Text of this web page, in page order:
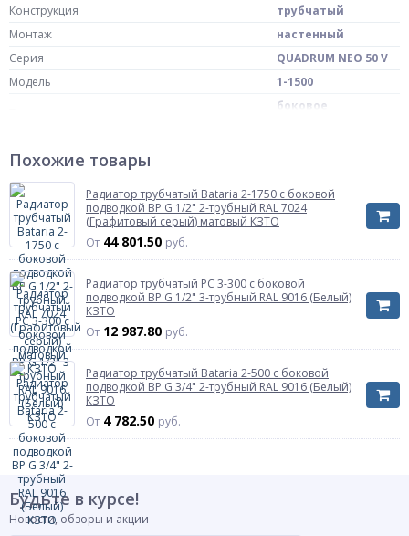
Конструкция
трубчатый
Монтаж
настенный
Серия
QUADRUM NEO 50 V
Модель
1-1500
боковое
Подключение к системе отопления
Терморегулятор
без
термостатического
клапана
Крепеж
поставки
Количество труб в одной секции
1
Цвет
Давление рабочее
15 бар
Испытательное давление
не менее 22,5 бар
Межосевое расстояние
Высота радиатора
1580 мм
Глубина радиатора
Вес секции
Объем воды секции
Похожие товары
Радиатор трубчатый Bataria 2-1750 с боковой
подводкой ВР G 1/2" 2-трубный RAL 7024
(Графитовый серый) матовый КЗТО
От 44 801.50 руб.
Радиатор трубчатый РС 3-300 с боковой
подводкой ВР G 1/2" 3-трубный RAL 9016 (Белый)
КЗТО
От 12 987.80 руб.
Радиатор трубчатый Bataria 2-500 с боковой
подводкой ВР G 3/4" 2-трубный RAL 9016 (Белый)
КЗТО
От 4 782.50 руб.
Будьте в курсе!
Новости, обзоры и акции